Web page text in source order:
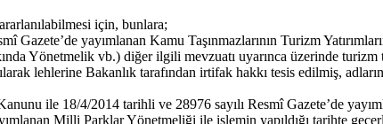
için, bunlara;
yayımlanan Kamu Taşınmazlarının Turizm
Yönetmelik vb.) diğer ilgili mevzuatı uyarınca üzerinde
lehlerine Bakanlık tarafından irtifak hakkı tesis edilmiş,
ile 18/4/2014 tarihli ve 28976 sayılı Resmî Gazete’de
Milli Parklar Yönetmeliği ile işlemin yapıldığı tarihte